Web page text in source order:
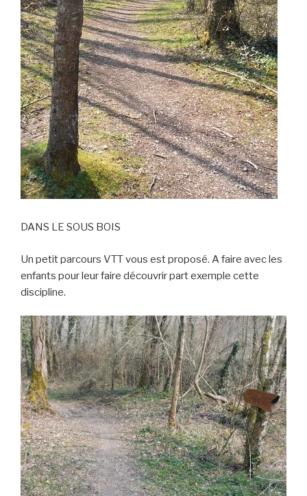
DANS LE SOUS BOIS
Un petit parcours VTT vous est proposé. A faire avec les
enfants pour leur faire découvrir part exemple cette
discipline.